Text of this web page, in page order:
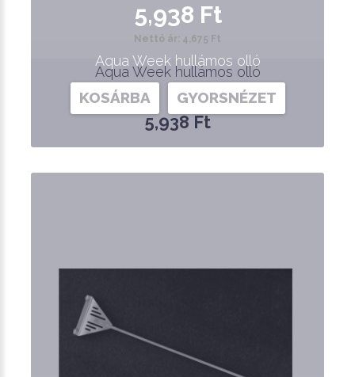
Aqua Week hullámos olló
5,938 Ft
5,938 Ft
Nettó ár: 4,675 Ft
Aqua Week hullámos olló
KOSÁRBA GYORSNÉZET